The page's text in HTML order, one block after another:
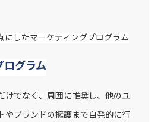
にしたマーケティングプログラム
ログラム
けでなく、周囲に推奨し、他のユ
やブランドの擁護まで自発的に行